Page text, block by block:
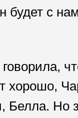
будет с
хорошо,
Но